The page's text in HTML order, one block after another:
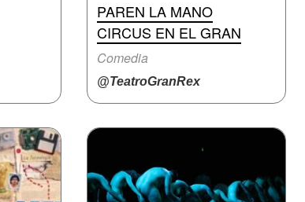
PAREN LA MANO
CIRCUS EN EL GRAN
Comedia
@TeatroGranRex